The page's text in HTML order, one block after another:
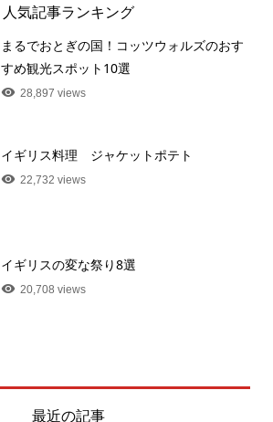
人気記事ランキング
まるでおとぎの国！コッツウォルズのおす
すめ観光スポット10選
28,897 views
イギリス料理 ジャケットポテト
22,732 views
イギリスの変な祭り8選
20,708 views
最近の記事